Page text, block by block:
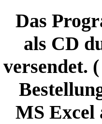
Das
als CD
versendet.
MS Excel